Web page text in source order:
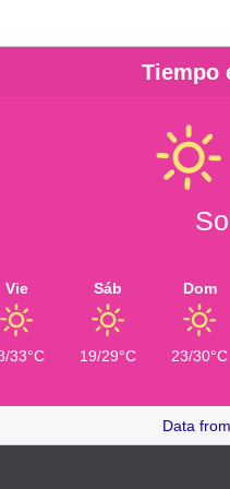
Tiempo
Vie
33°C
Sáb
19/29°C
Dom
23/30°C
Data from